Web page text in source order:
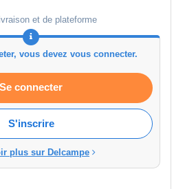
et de plateforme
vous devez vous connecter.
Se connecter
S'inscrire
plus sur Delcampe